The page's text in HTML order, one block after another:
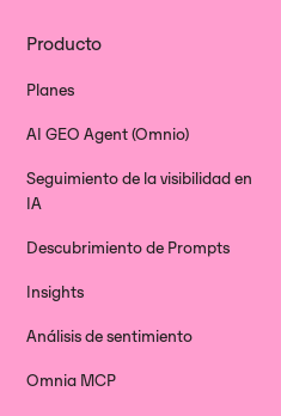
Producto
Planes
AI GEO Agent (Omnio)
Seguimiento de la visibilidad en
IA
Descubrimiento de Prompts
Insights
Análisis de sentimiento
Omnia MCP